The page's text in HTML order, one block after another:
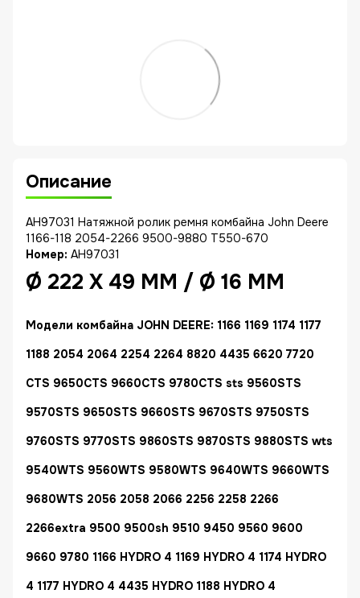
Описание
AH97031 Натяжной ролик ремня комбайна John Deere
1166-118 2054-2266 9500-9880 T550-670
Номер: AH97031
Ø 222 X 49 MM / Ø 16 MM
Модели комбайна JOHN DEERE: 1166 1169 1174 1177
1188 2054 2064 2254 2264 8820 4435 6620 7720
CTS 9650CTS 9660CTS 9780CTS sts 9560STS
9570STS 9650STS 9660STS 9670STS 9750STS
9760STS 9770STS 9860STS 9870STS 9880STS wts
9540WTS 9560WTS 9580WTS 9640WTS 9660WTS
9680WTS 2056 2058 2066 2256 2258 2266
2266extra 9500 9500sh 9510 9450 9560 9600
9660 9780 1166 HYDRO 4 1169 HYDRO 4 1174 HYDRO
4 1177 HYDRO 4 4435 HYDRO 1188 HYDRO 4